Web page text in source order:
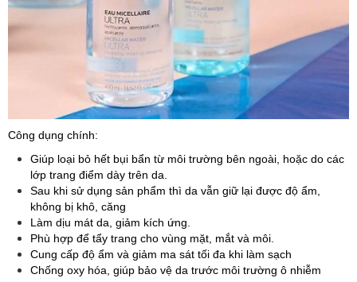
Công dụng chính:
Giúp loại bỏ hết bụi bẩn từ môi trường bên ngoài, hoặc do các
lớp trang điểm dày trên da.
Sau khi sử dụng sản phẩm thì da vẫn giữ lại được độ ẩm,
không bị khô, căng
Làm dịu mát da, giảm kích ứng.
Phù hợp để tẩy trang cho vùng mặt, mắt và môi.
Cung cấp độ ẩm và giảm ma sát tối đa khi làm sạch
Chống oxy hóa, giúp bảo vệ da trước môi trường ô nhiễm